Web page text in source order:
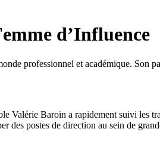
d’Influence
professionnel et académique.
Valérie Baroin a rapidement suivi les
des postes de direction au sein de